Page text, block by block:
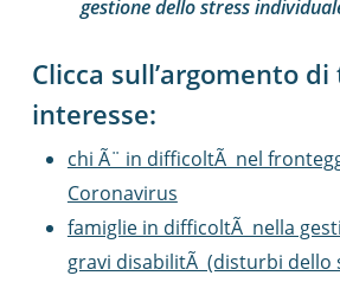
gestione dello stress
Clicca sull’argomento
interesse:
chi Ã¨ in difficoltÃ nel
Coronavirus
famiglie in difficoltÃ nella
gravi disabilitÃ (disturbi dello